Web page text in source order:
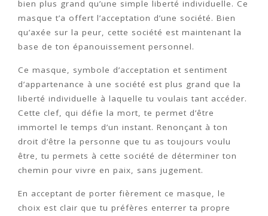
bien plus grand qu’une simple liberté individuelle. Ce
masque t’a offert l’acceptation d’une société. Bien
qu’axée sur la peur, cette société est maintenant la
base de ton épanouissement personnel.
Ce masque, symbole d’acceptation et sentiment
d’appartenance à une société est plus grand que la
liberté individuelle à laquelle tu voulais tant accéder.
Cette clef, qui défie la mort, te permet d’être
immortel le temps d’un instant. Renonçant à ton
droit d’être la personne que tu as toujours voulu
être, tu permets à cette société de déterminer ton
chemin pour vivre en paix, sans jugement.
En acceptant de porter fièrement ce masque, le
choix est clair que tu préfères enterrer ta propre